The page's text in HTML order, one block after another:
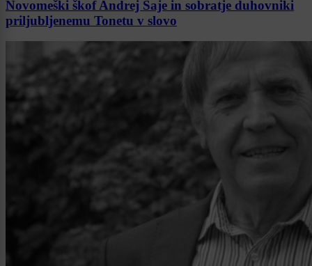
Novomeški škof Andrej Saje in sobratje duhovniki
priljubljenemu Tonetu v slovo